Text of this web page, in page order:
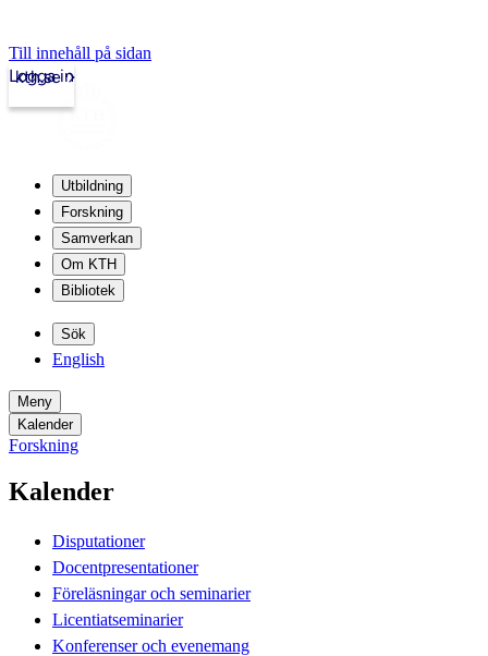
Till innehåll på sidan
kth.se
Logga in
Utbildning
Forskning
Samverkan
Om KTH
Bibliotek
Sök
English
Meny
Kalender
Forskning
Kalender
Disputationer
Docentpresentationer
Föreläsningar och seminarier
Licentiatseminarier
Konferenser och evenemang